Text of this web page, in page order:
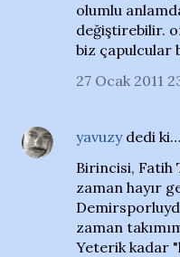
olumlu
değiştirebilir.
biz çapulcular
27 Ocak 2011
yavuzydedi ki…
Birincisi, Fatih
zaman hayır
zaman
Yeterik kadar